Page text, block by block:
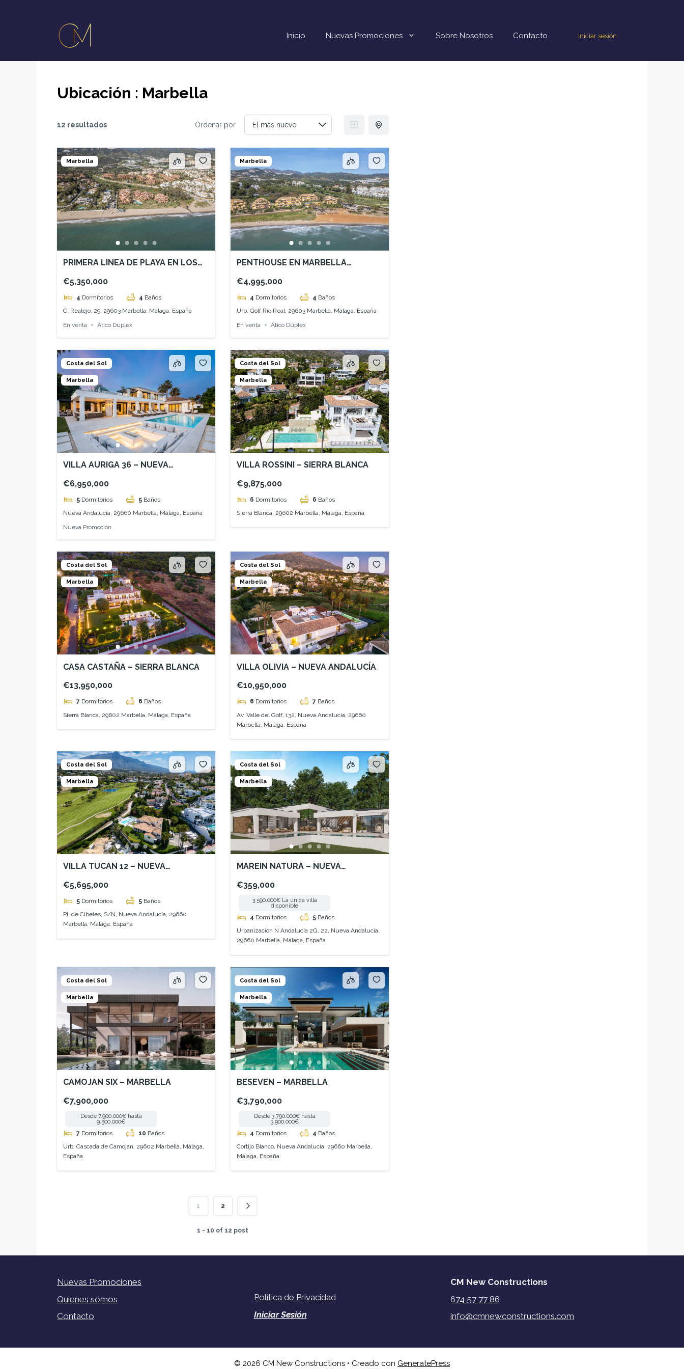
Inicio Nuevas Promociones Sobre Nosotros Contacto Iniciar sesión
Ubicación : Marbella
12 resultados Ordenar por
Marbella
PRIMERA LINEA DE PLAYA EN LOS
€5,350,000
4 Dormitorios 4 Baños
C. Realejo, 29, 29603 Marbella, Málaga, España
En venta
Ático Dúplex
Marbella
PENTHOUSE EN MARBELLA
€4,995,000
4 Dormitorios 4 Baños
Urb. Golf Río Real, 29603 Marbella, Málaga, España
En venta
Ático Dúplex
Costa del Sol
Marbella
VILLA AURIGA 36 – NUEVA
€6,950,000
5 Dormitorios 5 Baños
Nueva Andalucía, 29660 Marbella, Málaga, España
Nueva Promoción
Costa del Sol
Marbella
VILLA ROSSINI – SIERRA BLANCA
€9,875,000
6 Dormitorios 6 Baños
Sierra Blanca, 29602 Marbella, Málaga, España
Costa del Sol
Marbella
CASA CASTAÑA – SIERRA BLANCA
€13,950,000
7 Dormitorios 6 Baños
Sierra Blanca, 29602 Marbella, Málaga, España
Costa del Sol
Marbella
VILLA OLIVIA – NUEVA ANDALUCÍA
€10,950,000
6 Dormitorios 7 Baños
Av. Valle del Golf, 132, Nueva Andalucía, 29660
Marbella, Málaga, España
Costa del Sol
Marbella
VILLA TUCAN 12 – NUEVA
€5,695,000
5 Dormitorios 5 Baños
Pl. de Cibeles, S/N, Nueva Andalucía, 29660
Marbella, Málaga, España
Costa del Sol
Marbella
MAREIN NATURA – NUEVA
€359,000
3.590.000€ La única villa
disponible
4 Dormitorios 5 Baños
Urbanizacion N Andalucia 2G, 22, Nueva Andalucía,
29660 Marbella, Málaga, España
Costa del Sol
Marbella
CAMOJAN SIX – MARBELLA
€7,900,000
Desde 7.900.000€ hasta
9.500.000€
7 Dormitorios 10 Baños
Urb. Cascada de Camojan, 29602 Marbella, Málaga,
España
Costa del Sol
Marbella
BESEVEN – MARBELLA
€3,790,000
Desde 3.790.000€ hasta
3.900.000€
4 Dormitorios 4 Baños
Cortijo Blanco, Nueva Andalucía, 29660 Marbella,
Málaga, España
1 2
1 - 10 of 12 post
Nuevas Promociones
Quienes somos
Contacto
Política de Privacidad
Iniciar Sesión
CM New Constructions
674 57 77 86
info@cmnewconstructions.com
© 2026 CM New Constructions • Creado con GeneratePress